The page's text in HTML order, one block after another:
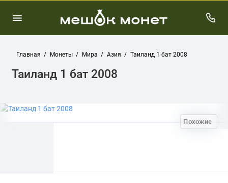
Главная Монеты Мира Азия Таиланд 1 бат 2008
Таиланд 1 бат 2008
Похожие